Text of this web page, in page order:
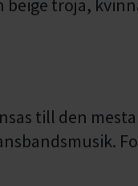
till den